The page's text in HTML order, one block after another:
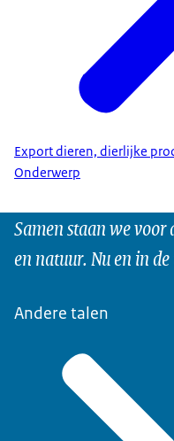
Export dieren, dierlijke
Onderwerp
Samen staan we
en natuur. Nu en in
Andere talen